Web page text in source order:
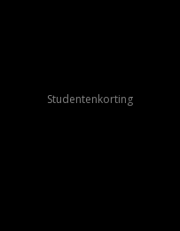
Studentenkorting